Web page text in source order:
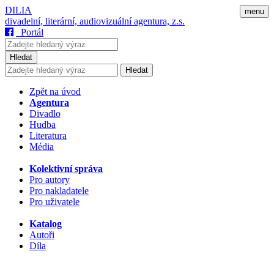
menu
DILIA
divadelní, literární, audiovizuální agentura, z.s.
Portál
Hledat
Hledat
Zpět na úvod
Agentura
Divadlo
Hudba
Literatura
Média
Kolektivní správa
Pro autory
Pro nakladatele
Pro uživatele
Katalog
Autoři
Díla